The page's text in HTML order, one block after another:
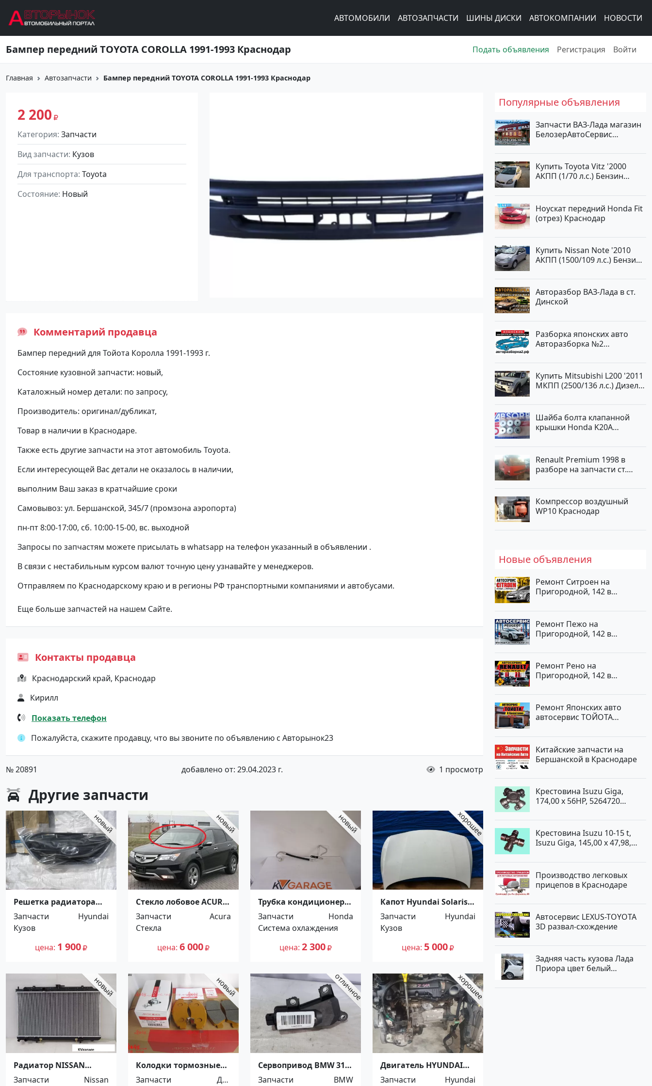
АВТОМОБИЛИ АВТОЗАПЧАСТИ ШИНЫ ДИСКИ АВТОКОМПАНИИ НОВОСТИ
Бампер передний TOYOTA COROLLA 1991-1993 Краснодар Подать объявления Регистрация Войти
Главная Автозапчасти Бампер передний TOYOTA COROLLA 1991-1993 Краснодар
2 200
Категория Запчасти
Вид запчасти Кузов
Для транспорта Toyota
Состояние Новый
Комментарий продавца
Бампер передний для Тойота Королла 1991-1993 г.
Состояние кузовной запчасти: новый,
Каталожный номер детали: по запросу,
Производитель: оригинал/дубликат,
Товар в наличии в Краснодаре.
Также есть другие запчасти на этот автомобиль Toyota.
Если интересующей Вас детали не оказалось в наличии,
выполним Ваш заказ в кратчайшие сроки
Самовывоз: ул. Бершанской, 345/7 (промзона аэропорта)
пн-пт 8:00-17:00, сб. 10:00-15-00, вс. выходной
Запросы по запчастям можете присылать в whatsapp на телефон указанный в объявлении .
В связи с нестабильным курсом валют точную цену узнавайте у менеджеров.
Отправляем по Краснодарскому краю и в регионы РФ транспортными компаниями и автобусами.
Еще больше запчастей на нашем Сайте.
Контакты продавца
Краснодарский край, Краснодар
Кирилл
Показать телефон
Пожалуйста, скажите продавцу, что вы звоните по объявлению с Авторынок23
№ 20891 добавлено от: 29.04.2023 г. 1 просмотр
Другие запчасти
Решетка радиатора
Hyundai Elantra /
Avante XD 2006
Краснодар
Запчасти
Hyundai
Кузов
цена 1 900
Стекло лобовое ACURA
MDX 4D UTILITY 2007 г.
Краснодар
Запчасти
Acura
Стекла
цена 6 000
Трубка кондиционера
HONDA CIVIC FD# 05-11
(от компрессора к
радиатору) Краснодар
Запчасти
Honda
Система охлаждения
цена 2 300
Капот Hyundai Solaris
restyling б.у.
Краснодар
Запчасти
Hyundai
Кузов
цена 5 000
Радиатор NISSAN
ALMERA 1999-2006
Краснодар
Запчасти Nissan
Колодки тормозные
передние FR TOYOTA
VITZ,BELTA,FIELDER
Запчасти
Для
Сервопривод BMW 318
E46 N42B20 Краснодар
Запчасти
BMW
Двигатель HYUNDAI
GRANDEUR HG G6DG
Краснодар
Запчасти
Hyundai
Популярные объявления
Запчасти ВАЗ-Лада магазин
БелозерАвтоСервис
Купить Toyota Vitz '2000
АКПП (1/70 л.с.) Бензин
Белый Хетчбэк по цене
194000 рублей, объявление
№15521 на сайте
Авторынок23
Ноускат передний Honda Fit
(отрез) Краснодар
Купить Nissan Note '2010
АКПП (1500/109 л.с.) Бензин
ЛАВАНДА Хетчбэк по цене
419000 рублей, объявление
№1457 на сайте
Авторынок23
Авторазбор ВАЗ-Лада в ст.
Динской
Разборка японских авто
Авторазборка №2
Купить Mitsubishi L200 '2011
МКПП (2500/136 л.с.) Дизель
цвет белый Пикап по цене
1000000 рублей, объявление
№562 на сайте Авторынок23
Шайба болта клапанной
крышки Honda K20A
Renault Premium 1998 в
разборе на запчасти ст.
Компрессор воздушный
WP10 Краснодар
Новые объявления
Ремонт Ситроен на
Пригородной, 142 в
Ремонт Пежо на
Пригородной, 142 в
Ремонт Рено на
Пригородной, 142 в
Ремонт Японских авто
автосервис ТОЙОТА
Китайские запчасти на
Бершанской в Краснодаре
Крестовина Isuzu Giga,
174,00 x 56HP, 5264720
Крестовина Isuzu 10-15 t,
Isuzu Giga, 145,00 x 47,98,
Производство легковых
прицепов в Краснодаре
Автосервис LEXUS-TOYOTA
3D развал-схождение
Задняя часть кузова Лада
Приора цвет белый